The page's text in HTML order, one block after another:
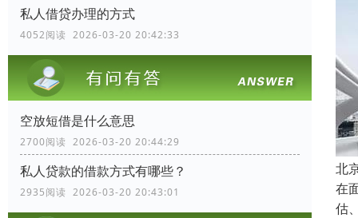
私人借贷办理的方式
4052阅读 2026-03-20 20:42:33
空放短借是什么意思
2700阅读 2026-03-20 20:44:29
私人贷款的借款方式有哪些？
2935阅读 2026-03-20 20:43:01
北
在
估